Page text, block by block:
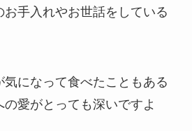
手入れやお世話をしている
になって食べたこともある
愛がとっても深いですよ